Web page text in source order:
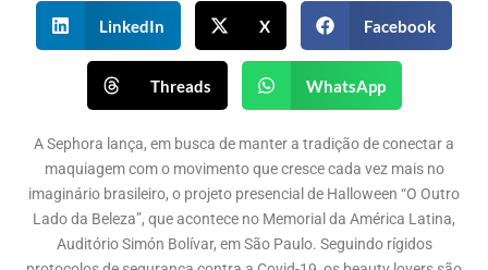
LinkedIn X Facebook
Threads WhatsApp
A Sephora lança, em busca de manter a tradição de conectar a
maquiagem com o movimento que cresce cada vez mais no
imaginário brasileiro, o projeto presencial de Halloween “O Outro
Lado da Beleza”, que acontece no Memorial da América Latina,
Auditório Simón Bolívar, em São Paulo. Seguindo rígidos